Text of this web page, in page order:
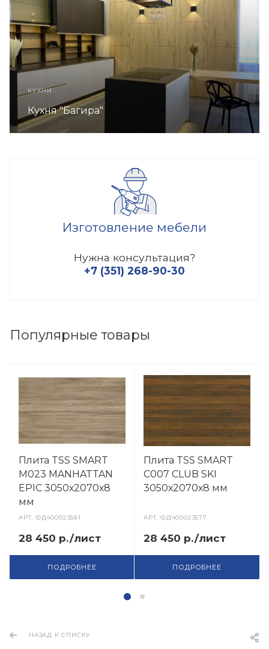
КУХНИ
Кухня "Багира"
Изготовление мебели
Нужна консультация?
+7 (351) 268-90-30
Популярные товары
Плита TSS SMART
M023 MANHATTAN
EPIC 3050х2070х8
мм
АРТ.ФД400023581
28 450 р./лист
ПОДРОБНЕЕ
Плита TSS SMART
C007 CLUB SKI
3050х2070х8 мм
АРТ.ФД400023577
28 450 р./лист
ПОДРОБНЕЕ
НАЗАД К СПИСКУ